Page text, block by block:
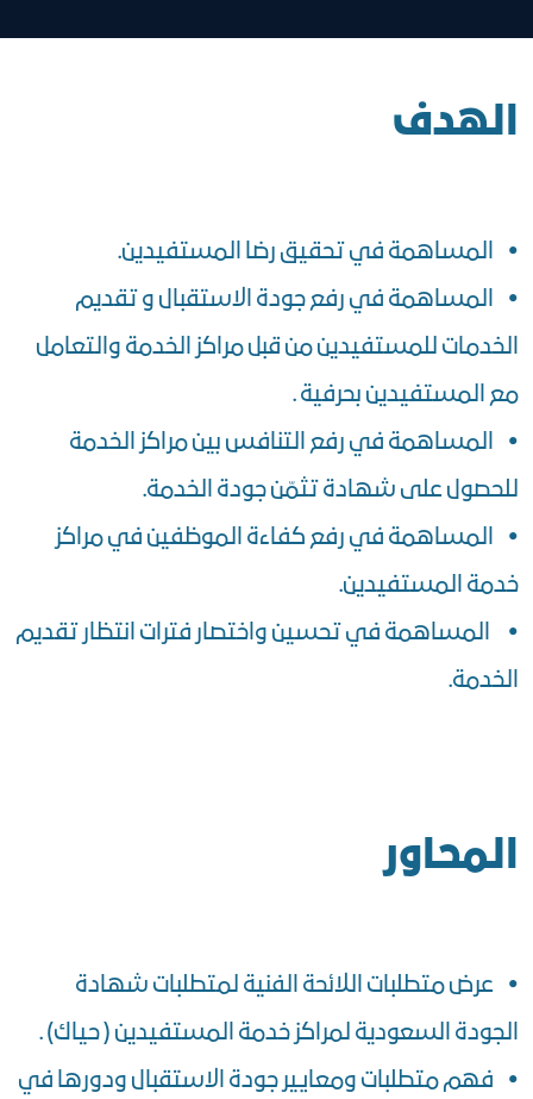
الهدف
• المساهمة في تحقيق رضا المستفيدين.
• المساهمة في رفع جودة الاستقبال و تقديم
الخدمات للمستفيدين من قبل مراكز الخدمة والتعامل
مع المستفيدين بحرفية .
• المساهمة في رفع التنافس بين مراكز الخدمة
للحصول على شهادة تثمّن جودة الخدمة.
• المساهمة في رفع كفاءة الموظفين في مراكز
خدمة المستفيدين.
• المساهمة في تحسين واختصار فترات انتظار تقديم
الخدمة.
المحاور
• عرض متطلبات اللائحة الفنية لمتطلبات شهادة
الجودة السعودية لمراكز خدمة المستفيدين ( حياك) .
• فهم متطلبات ومعايير جودة الاستقبال ودورها في